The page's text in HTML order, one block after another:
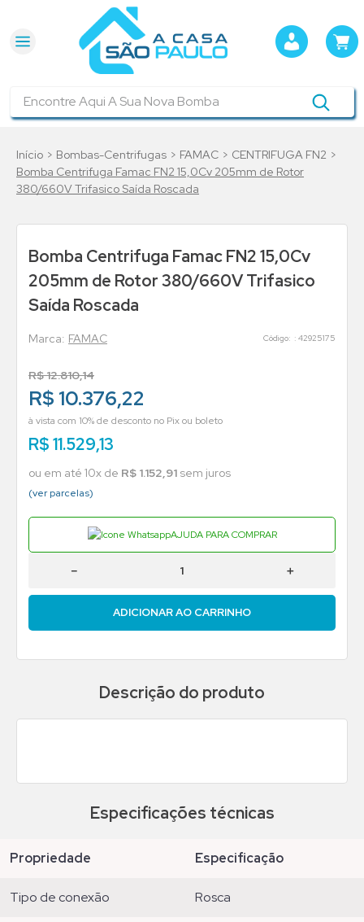
Bombas-Centrifugas FAMAC
CENTRIFUGA FN2
Bomba Centrifuga Famac FN2 15,0Cv 205mm de Rotor
380/660V Trifasico Saída Roscada
Bomba Centrifuga Famac FN2 15,0Cv
205mm de Rotor 380/660V Trifasico
Saída Roscada
FAMAC : 42925175
R$12.810,14
R$ 10.376,22
à vista com 10% de desconto no Pix ou boleto
R$11.529,13
ou em até 10x de R$ 1.152,91 sem juros
(ver parcelas)
AJUDA PARA COMPRAR
＋
－
ADICIONAR AO CARRINHO
Descrição do produto
Especificações técnicas
propriedade especificação
tipo de conexão rosca